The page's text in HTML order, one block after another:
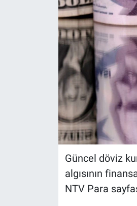
Güncel döviz
algısının
NTV Para